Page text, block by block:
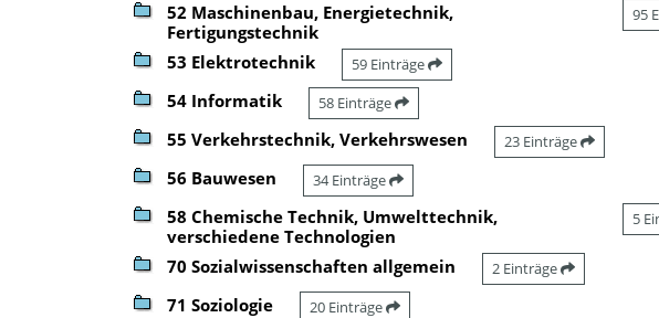
52 Maschinenbau, Energietechnik,
Fertigungstechnik
95
53 Elektrotechnik 59 Einträge
54 Informatik 58 Einträge
55 Verkehrstechnik, Verkehrswesen 23 Einträge
56 Bauwesen 34 Einträge
58 Chemische Technik, Umwelttechnik,
verschiedene Technologien
5
70 Sozialwissenschaften allgemein 2 Einträge
71 Soziologie 20 Einträge